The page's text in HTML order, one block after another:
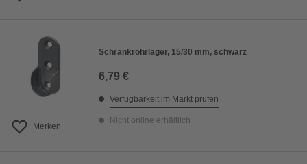
Merken
Schrankrohrlager, 15/30 mm, schwarz
6,79 €
Verfügbarkeit im Markt prüfen
Nicht online erhältlich